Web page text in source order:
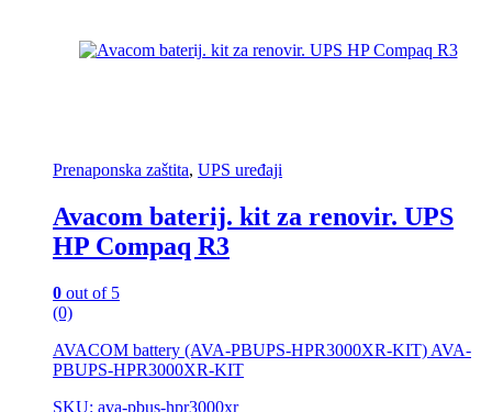
Prenaponska zaštita, UPS uređaji
Avacom baterij. kit za renovir. UPS
HP Compaq R3
0 out of 5
(0)
AVACOM battery (AVA-PBUPS-HPR3000XR-KIT) AVA-
PBUPS-HPR3000XR-KIT
SKU: ava-pbus-hpr3000xr